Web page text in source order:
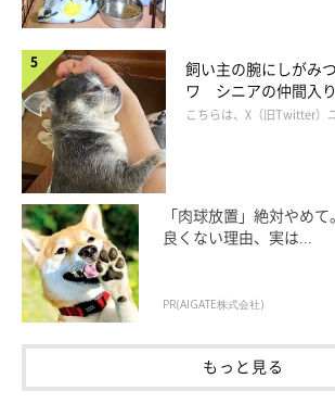
ような子犬が生まれることもあるかもしれま
じですね。
飼い主の腕にしがみ
ワ シニアの仲間入
かな暮らしが続いて
こちらは、X（旧Twitter
「肉球放置」絶対やめ
良くない理由、実は...
PR(AIGATE株式会社)
もっと見る